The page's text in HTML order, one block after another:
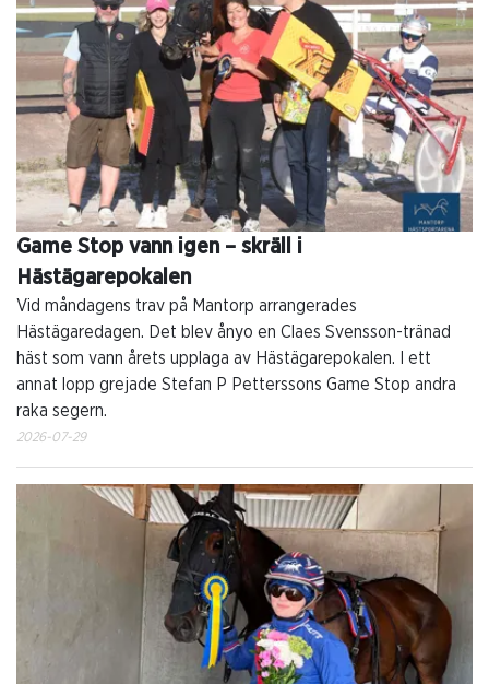
Game Stop vann igen – skräll i
Hästägarepokalen
Vid måndagens trav på Mantorp arrangerades
Hästägaredagen. Det blev ånyo en Claes Svensson-tränad
häst som vann årets upplaga av Hästägarepokalen. I ett
annat lopp grejade Stefan P Petterssons Game Stop andra
raka segern.
2026-07-29